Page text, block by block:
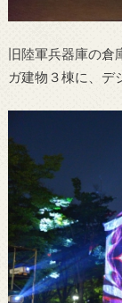
旧陸軍兵器庫の倉
ガ建物３棟に、デ